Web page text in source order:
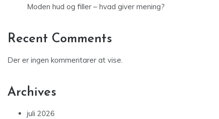
Moden hud og filler – hvad giver mening?
Recent Comments
Der er ingen kommentarer at vise.
Archives
juli 2026